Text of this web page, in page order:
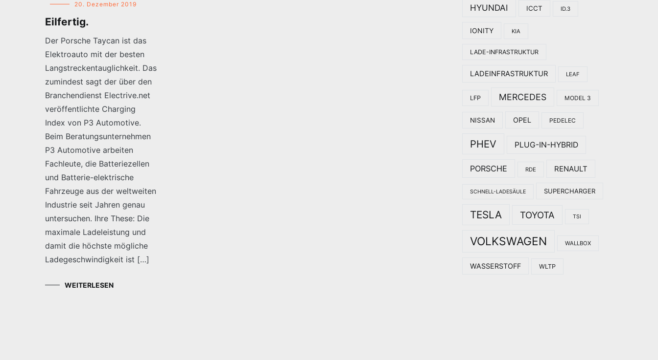
20. Dezember 2019
Eilfertig.
Der Porsche Taycan ist das
Elektroauto mit der besten
Langstreckentauglichkeit. Das
zumindest sagt der über den
Branchendienst Electrive.net
veröffentlichte Charging
Index von P3 Automotive.
Beim Beratungsunternehmen
P3 Automotive arbeiten
Fachleute, die Batteriezellen
und Batterie-elektrische
Fahrzeuge aus der weltweiten
Industrie seit Jahren genau
untersuchen. Ihre These: Die
maximale Ladeleistung und
damit die höchste mögliche
Ladegeschwindigkeit ist […]
WEITERLESEN
HYUNDAI ICCT ID.3
IONITY KIA
LADE-INFRASTRUKTUR
LADEINFRASTRUKTUR LEAF
LFP MERCEDES MODEL 3
NISSAN OPEL PEDELEC
PHEV PLUG-IN-HYBRID
PORSCHE RDE RENAULT
SCHNELL-LADESÄULE SUPERCHARGER
TESLA TOYOTA TSI
VOLKSWAGEN WALLBOX
WASSERSTOFF WLTP